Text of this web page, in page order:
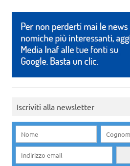
Iscriviti alla newsletter